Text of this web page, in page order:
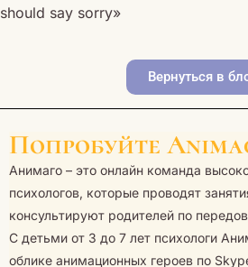
should say sorry»
Вернуться в
Попробуйте
Анимаго – это онлайн команда
психологов, которые проводят
консультируют родителей по
С детьми от 3 до 7 лет психологи
облике анимационных героев по